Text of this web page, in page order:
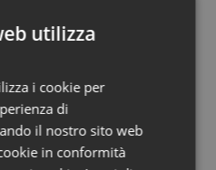
Un commissario per
Covid, le liste
agende di
Saltano l’aumento
e la proroga dei gettonisti
firma il decreto:
utilizza
i cookie per
di
il nostro sito web
in conformità